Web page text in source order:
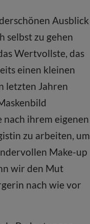
Ausblick
selbst zu gehen
Wertvollste, das
einen kleinen
letzten Jahren
ihrem eigenen
zu arbeiten, um
Make-up
wir den Mut
nach wie vor